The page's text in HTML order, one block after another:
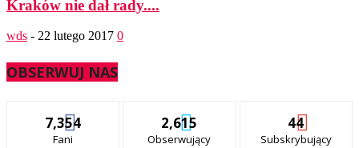
Kraków nie dał rady....
wds - 22 lutego 2017 0
OBSERWUJ NAS
7,354
Fani
2,615
Obserwujący
44
Subskrybujący